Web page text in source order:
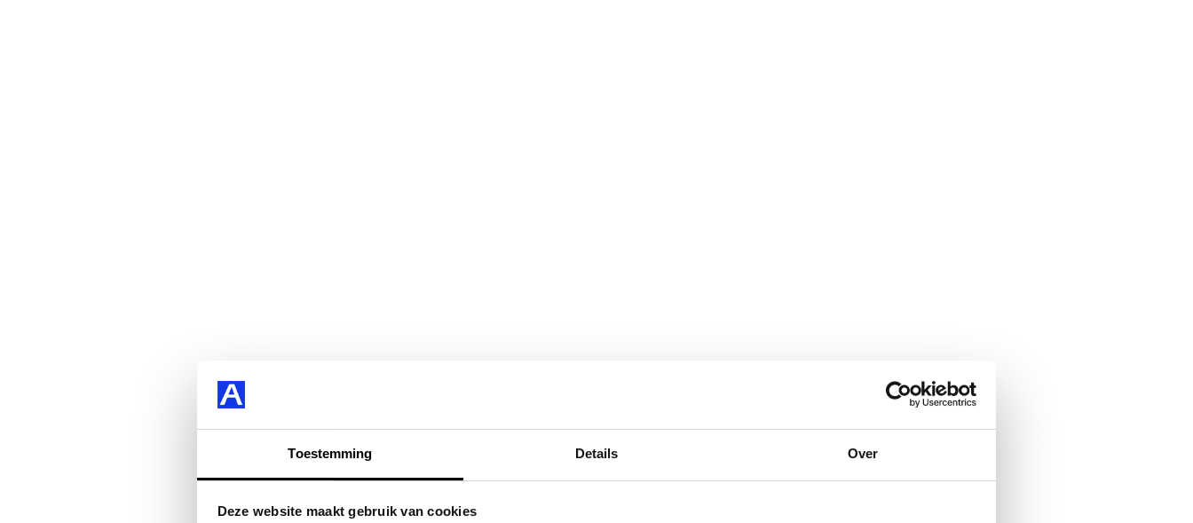
Toestemming Details Over
Deze website maakt gebruik van cookies